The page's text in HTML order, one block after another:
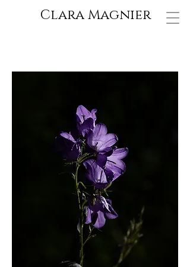
Clara Magnier